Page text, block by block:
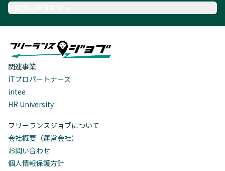
AI関連の単価相場
関連事業
ITプロパートナーズ
intee
HR University
フリーランスジョブについて
会社概要（運営会社）
お問い合わせ
個人情報保護方針